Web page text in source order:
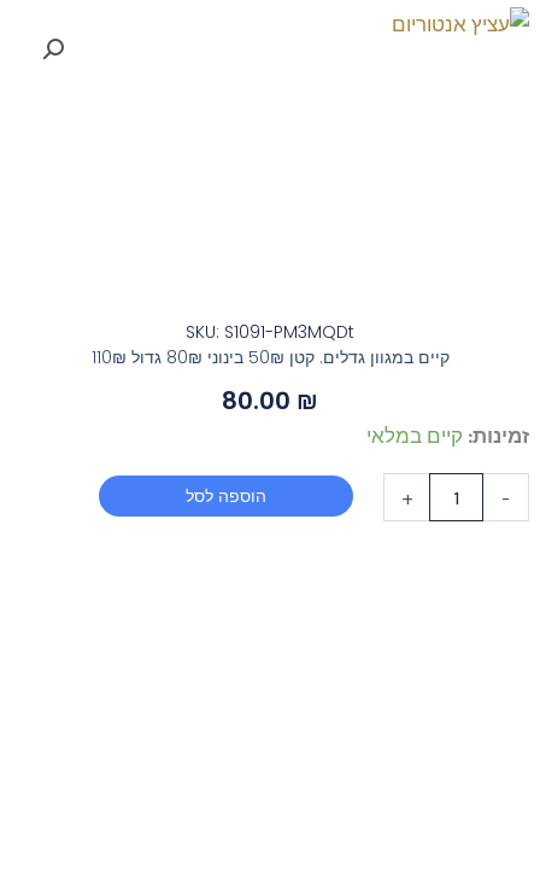
SKU: S1091-PM3MQDt
קיים במגוון גדלים. קטן 50₪ בינוני 80₪ גדול 110₪
80.00 ₪
זמינות: קיים במלאי
-
כמות
של
עציץ
+ הוספה לסל